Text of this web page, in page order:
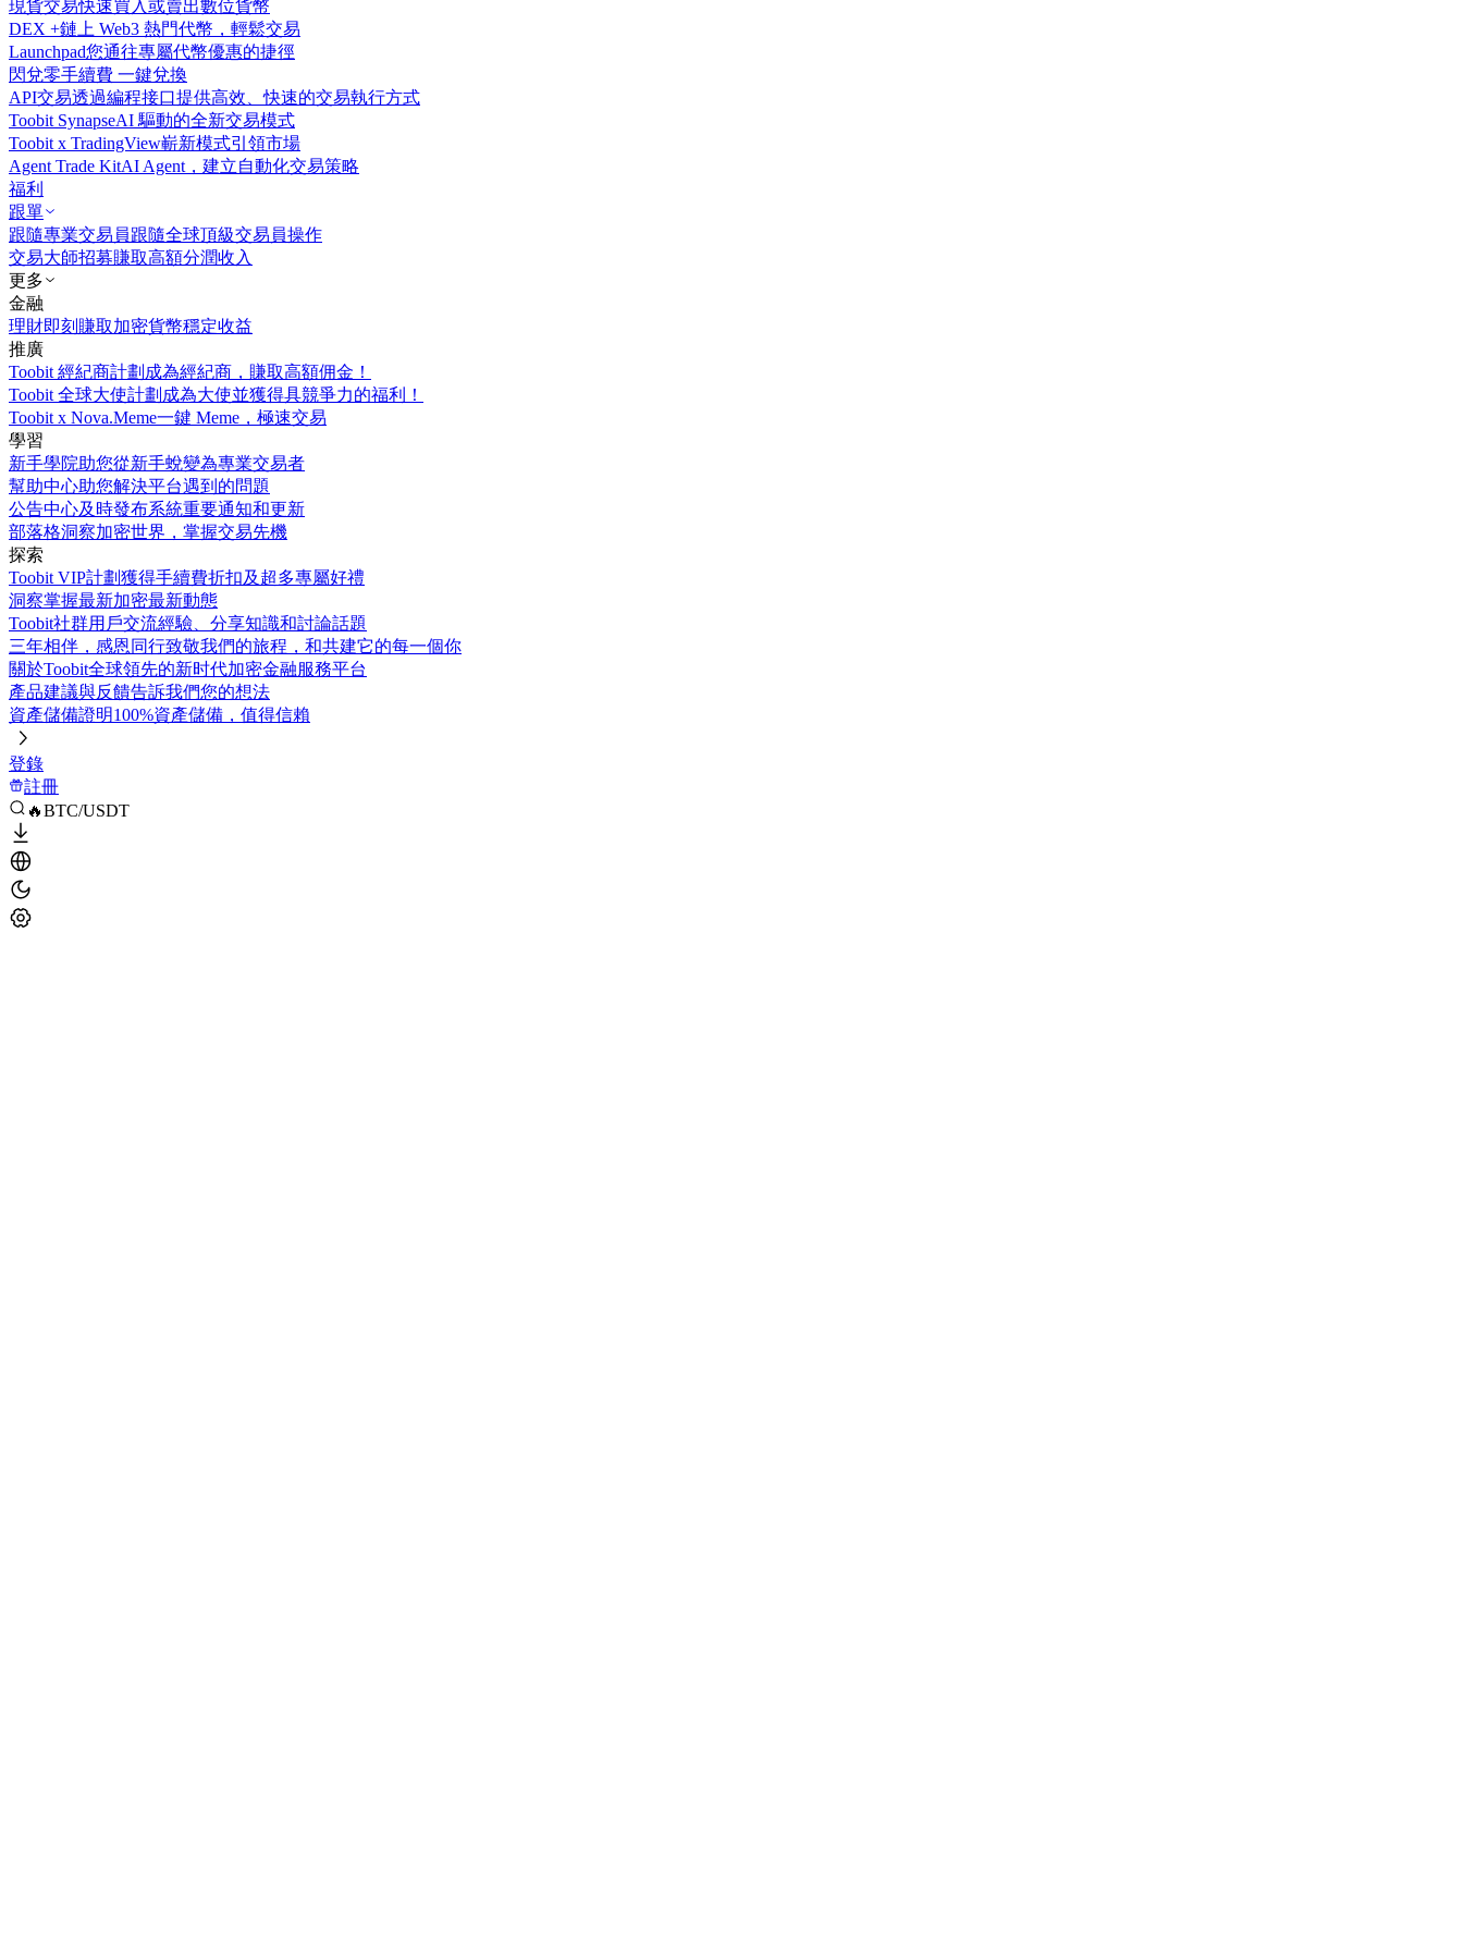
現貨交易快速買入或賣出數位貨幣
DEX +鏈上 Web3 熱門代幣，輕鬆交易
Launchpad您通往專屬代幣優惠的捷徑
閃兌零手續費 一鍵兌換
API交易透過編程接口提供高效、快速的交易執行方式
Toobit SynapseAI 驅動的全新交易模式
Toobit x TradingView嶄新模式引領市場
Agent Trade KitAI Agent，建立自動化交易策略
福利
跟單
跟隨專業交易員跟隨全球頂級交易員操作
交易大師招募賺取高額分潤收入
更多
金融
理財即刻賺取加密貨幣穩定收益
推廣
Toobit 經紀商計劃 成為經紀商，賺取高額佣金！
Toobit 全球大使計劃 成為大使並獲得具競爭力的福利！
Toobit x Nova.Meme一鍵 Meme，極速交易
學習
新手學院助您從新手蛻變為專業交易者
幫助中心助您解決平台遇到的問題
公告中心及時發布系統重要通知和更新
部落格洞察加密世界，掌握交易先機
探索
Toobit VIP計劃獲得手續費折扣及超多專屬好禮
洞察掌握最新加密最新動態
Toobit社群用戶交流經驗、分享知識和討論話題
三年相伴，感恩同行致敬我們的旅程，和共建它的每一個你
關於Toobit全球領先的新时代加密金融服務平台
產品建議與反饋告訴我們您的想法
資產儲備證明100%資產儲備，值得信賴
登錄
註冊
🔥BTC/USDT